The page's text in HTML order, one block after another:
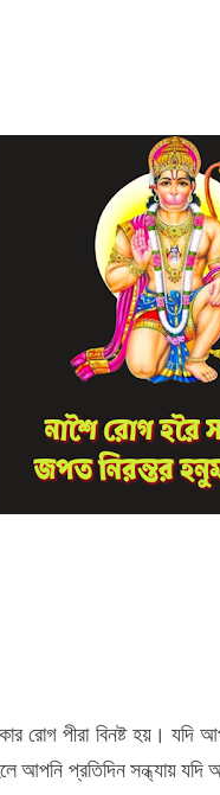
রোগ পীরা বিনষ্ট হয়। যদি
আপনি প্রতিদিন সন্ধ্যায়